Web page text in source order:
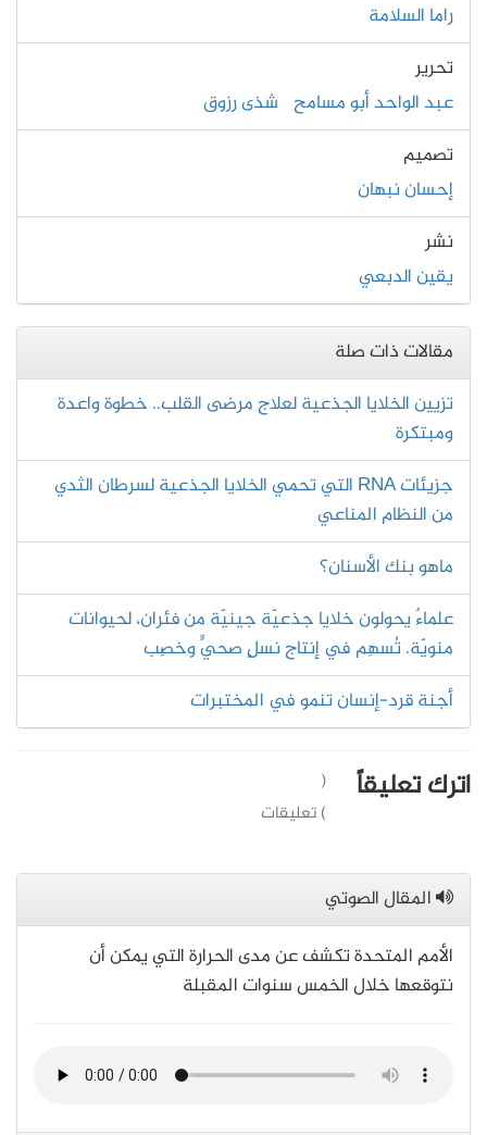
راما السلامة
تحرير
عبد الواحد أبو مسامح شذى رزوق
تصميم
إحسان نبهان
نشر
يقين الدبعي
مقالات ذات صلة
تزيين الخلايا الجذعية لعلاج مرضى القلب.. خطوة واعدة
ومبتكرة
جزيئات RNA التي تحمي الخلايا الجذعية لسرطان الثدي
من النظام المناعي
ماهو بنك الأسنان؟
علماءٌ يحولون خلايا جذعيّة جينيّة من فئران، لحيوانات
منويّة. تُسهِم في إنتاج نسلٍ صحيٍّ وخصِب
أجنة قرد-إنسان تنمو في المختبرات
اترك تعليقاً
(
) تعليقات
المقال الصوتي
الأمم المتحدة تكشف عن مدى الحرارة التي يمكن أن
نتوقعها خلال الخمس سنوات المقبلة